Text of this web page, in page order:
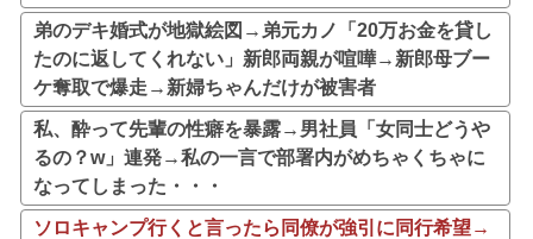
弟のデキ婚式が地獄絵図→弟元カノ「20万お金を貸し
たのに返してくれない」新郎両親が喧嘩→新郎母ブー
ケ奪取で爆走→新婦ちゃんだけが被害者
私、酔って先輩の性癖を暴露→男社員「女同士どうや
るの？w」連発→私の一言で部署内がめちゃくちゃに
なってしまった・・・
ソロキャンプ行くと言ったら同僚が強引に同行希望→